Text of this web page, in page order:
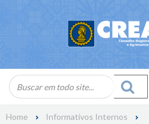
Home
Informativos Internos